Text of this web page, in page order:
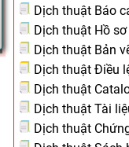
Dịch thuật Báo
Dịch thuật Hồ
Dịch thuật Bản
Dịch thuật Điều
Dịch thuật
Dịch thuật Tài
Dịch thuật